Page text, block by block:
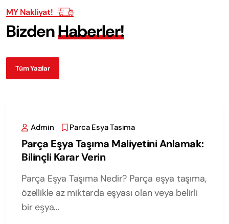
MY Nakliyat!
BizdenHaberler!
Tüm Yazılar
Admin Parca Esya Tasima
Parça Eşya Taşıma Maliyetini Anlamak:
Bilinçli Karar Verin
Parça Eşya Taşıma Nedir? Parça eşya taşıma,
özellikle az miktarda eşyası olan veya belirli
bir eşya...